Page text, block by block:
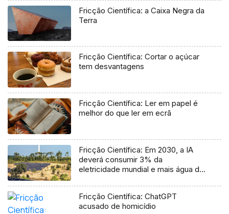
Fricção Científica: a Caixa Negra da
Terra
Fricção Científica: Cortar o açúcar
tem desvantagens
Fricção Científica: Ler em papel é
melhor do que ler em ecrã
Fricção Científica: Em 2030, a IA
deverá consumir 3% da
eletricidade mundial e mais água do
inteiro
Fricção Científica: ChatGPT
acusado de homicídio